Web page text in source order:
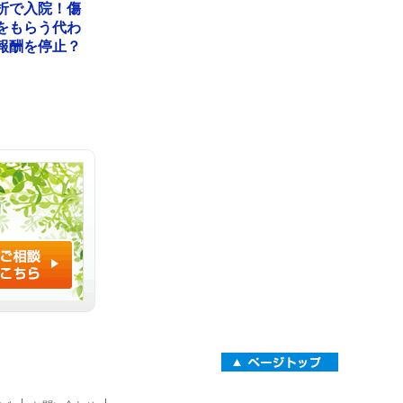
で入院！傷
もらう代わ
酬を停止？